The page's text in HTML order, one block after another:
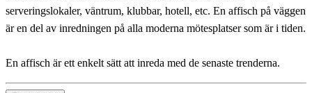
serveringslokaler, väntrum, klubbar, hotell, etc. En affisch på väggen
är en del av inredningen på alla moderna mötesplatser som är i tiden.
En affisch är ett enkelt sätt att inreda med de senaste trenderna.